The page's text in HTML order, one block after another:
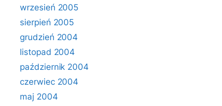
wrzesień 2005
sierpień 2005
grudzień 2004
listopad 2004
październik 2004
czerwiec 2004
maj 2004